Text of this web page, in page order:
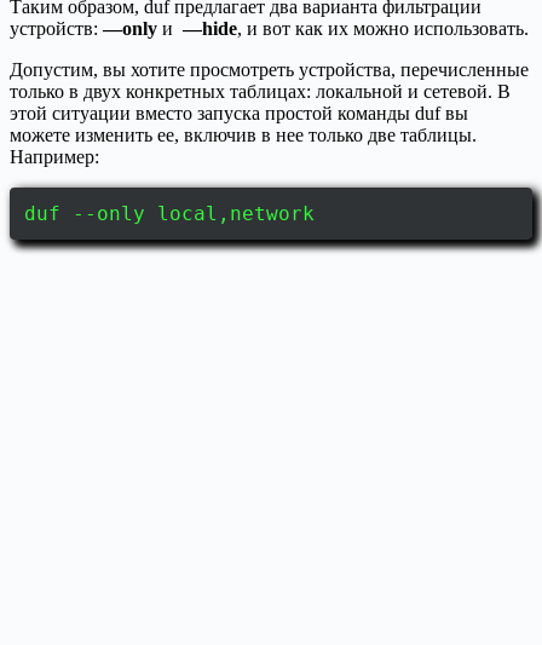
Таким образом, duf предлагает два варианта фильтрации
устройств:—only и—hide, и вот как их можно использовать.
Допустим, вы хотите просмотреть устройства, перечисленные
только в двух конкретных таблицах: локальной и сетевой. В
этой ситуации вместо запуска простой команды duf вы
можете изменить ее, включив в нее только две таблицы.
Например:
duf --only local,network